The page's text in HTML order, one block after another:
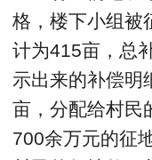
格，楼下小组被
计为415亩，总
示出来的补偿明
亩，分配给村民
700余万元的征